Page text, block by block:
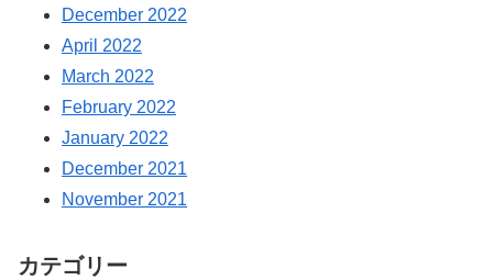
December 2022
April 2022
March 2022
February 2022
January 2022
December 2021
November 2021
カテゴリー